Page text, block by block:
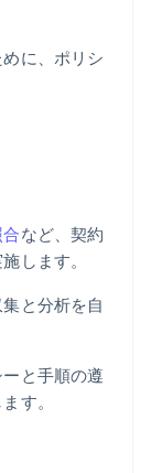
に、ポリシ
など、契約
します。
と分析を自
と手順の遵
す。